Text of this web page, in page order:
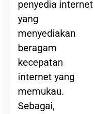
penyedia internet
yang
menyediakan
beragam
kecepatan
internet yang
memukau.
Sebagai,